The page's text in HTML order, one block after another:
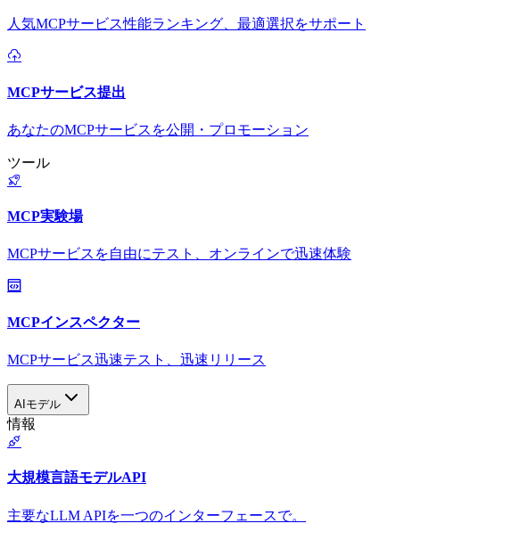
人気MCPサービス性能ランキング、最適選択をサポート
MCPサービス提出
あなたのMCPサービスを公開・プロモーション
ツール
MCP実験場
MCPサービスを自由にテスト、オンラインで迅速体験
MCPインスペクター
MCPサービス迅速テスト、迅速リリース
AIモデル
情報
大規模言語モデルAPI
主要なLLM APIを一つのインターフェースで。